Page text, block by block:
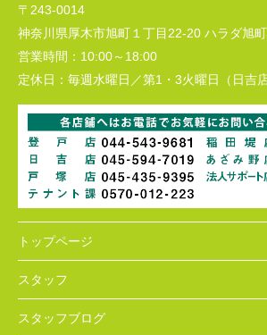
〒243-0014
神奈川県厚木市旭町１丁目22-20 ハラダ旭
営業時間： 10:00～18:00
定休日： 毎週水曜日／第1・3火曜日（日吉
トップページ
スタッフ
スタッフブログ